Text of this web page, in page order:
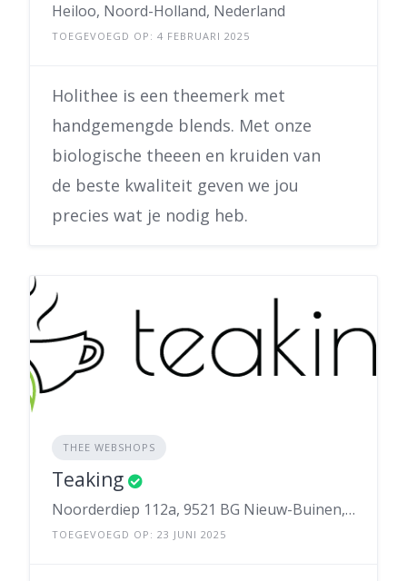
Heiloo, Noord-Holland, Nederland
TOEGEVOEGD OP: 4 FEBRUARI 2025
Holithee is een theemerk met
handgemengde blends. Met onze
biologische theeen en kruiden van
de beste kwaliteit geven we jou
precies wat je nodig heb.
THEE WEBSHOPS
Teaking
Noorderdiep 112a, 9521 BG Nieuw-Buinen, Nederland
TOEGEVOEGD OP: 23 JUNI 2025